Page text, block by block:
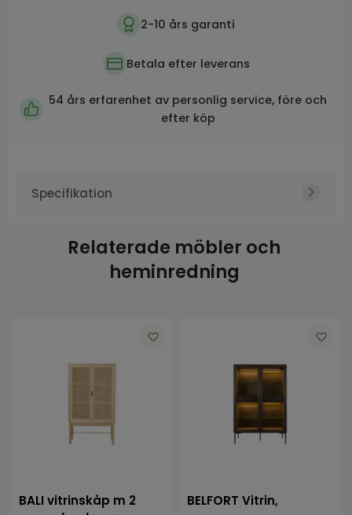
2-10 års garanti
Betala efter leverans
54 års erfarenhet av personlig service, före och
efter köp
Specifikation
Varumärke
Torkelson
90
Relaterade möbler och
heminredning
BALI vitrinskåp m 2
BELFORT Vitrin,